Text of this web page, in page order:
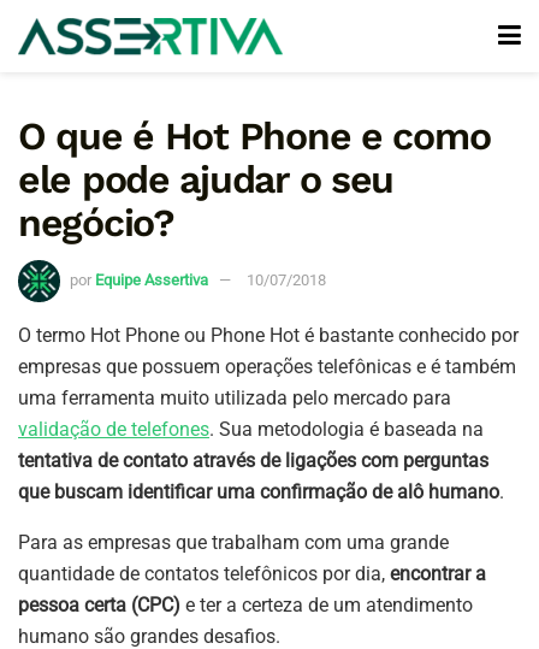
O que é Hot Phone e como
ele pode ajudar o seu
negócio?
por Equipe Assertiva 10/07/2018
O termo Hot Phone ou Phone Hot é bastante conhecido por
empresas que possuem operações telefônicas e é também
uma ferramenta muito utilizada pelo mercado para
validação de telefones. Sua metodologia é baseada na
tentativa de contato através de ligações com perguntas
que buscam identificar uma confirmação de alô humano.
Para as empresas que trabalham com uma grande
quantidade de contatos telefônicos por dia, encontrar a
pessoa certa (CPC) e ter a certeza de um atendimento
humano são grandes desafios.